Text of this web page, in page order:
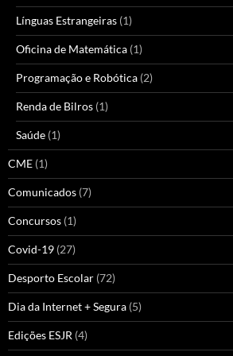
Línguas Estrangeiras (1)
Oficina de Matemática (1)
Programação e Robótica (2)
Renda de Bilros (1)
Saúde (1)
CME (1)
Comunicados (7)
Concursos (1)
Covid-19 (27)
Desporto Escolar (72)
Dia da Internet + Segura (5)
Edições ESJR (4)